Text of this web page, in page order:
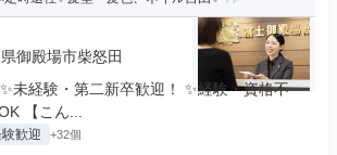
御殿場市柴怒田
未経験・第二新卒歓迎！ ✨経験・資格不
【こん...
歓迎 +32個